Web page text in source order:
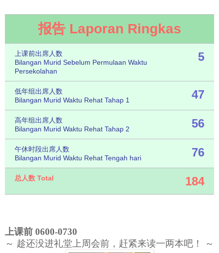
报告 Laporan Ringkas
上课前出席人数
Bilangan Murid Sebelum Permulaan Waktu
Persekolahan
5
低年组出席人数
Bilangan Murid Waktu Rehat Tahap 1
47
高年组出席人数
Bilangan Murid Waktu Rehat Tahap 2
56
午休时段出席人数
Bilangan Murid Waktu Rehat Tengah hari
76
总人数 Total 184
上课前 0600-0730
～ 趁还没进礼堂上周会前，赶紧来读一两本吧！ ～